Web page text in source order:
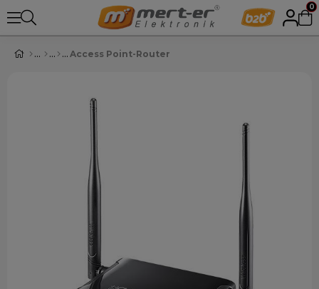
0
Access Point-Router